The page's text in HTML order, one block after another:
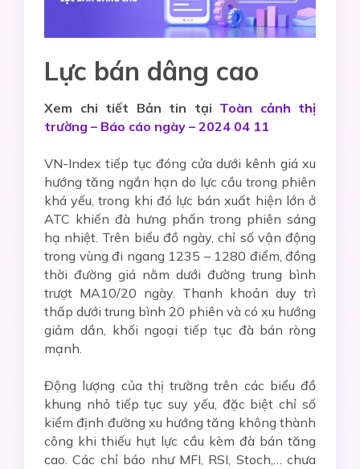
Lực bán dâng cao
Xem chi tiết Bản tin tại Toàn cảnh thị
trường – Báo cáo ngày – 2024 04 11
VN-Index tiếp tục đóng cửa dưới kênh giá xu
hướng tăng ngắn hạn do lực cầu trong phiên
khá yếu, trong khi đó lực bán xuất hiện lớn ở
ATC khiến đà hưng phấn trong phiên sáng
hạ nhiệt. Trên biểu đồ ngày, chỉ số vận động
trong vùng đi ngang 1235 – 1280 điểm, đồng
thời đường giá nằm dưới đường trung bình
trượt MA10/20 ngày. Thanh khoản duy trì
thấp dưới trung bình 20 phiên và có xu hướng
giảm dần, khối ngoại tiếp tục đà bán ròng
mạnh.
Động lượng của thị trường trên các biểu đồ
khung nhỏ tiếp tục suy yếu, đặc biệt chỉ số
kiểm định đường xu hướng tăng không thành
công khi thiếu hụt lực cầu kèm đà bán tăng
cao. Các chỉ báo như MFI, RSI, Stoch,… chưa